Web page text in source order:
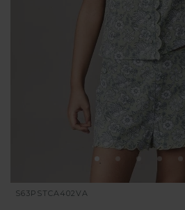
S63PSTCA402VA